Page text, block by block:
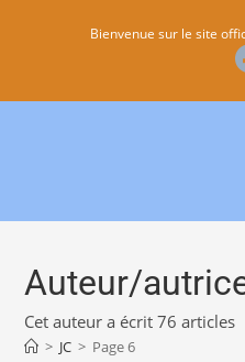
Bienvenue sur le site
Auteur/
Cet auteur a écrit 76 articles
> JC > Page 6